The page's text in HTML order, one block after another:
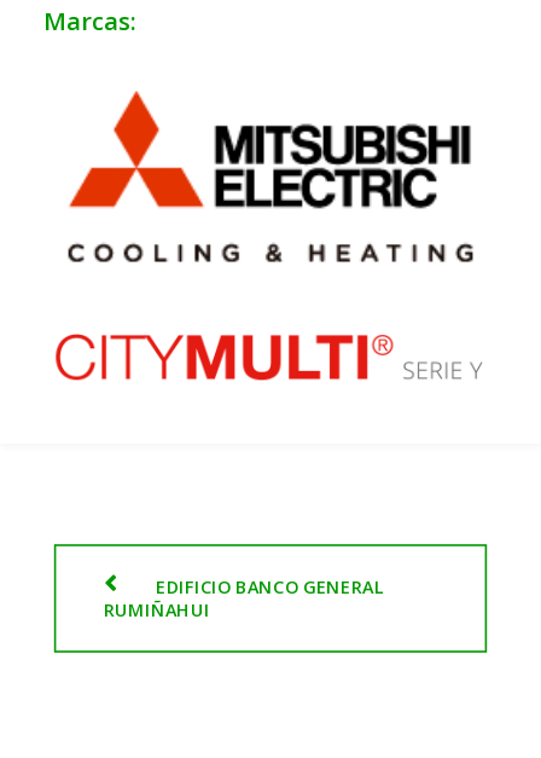
Marcas:
EDIFICIO BANCO GENERAL
RUMIÑAHUI